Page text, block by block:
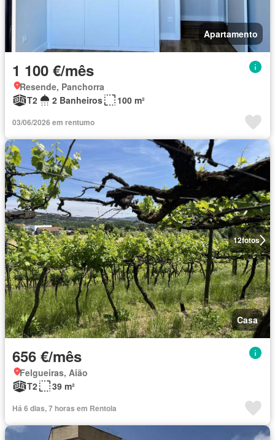
Apartamento
1 100 €/mês
Resende, Panchorra
T2
2 Banheiros 100 m²
03/06/2026 em rentumo
12fotos
Casa
656 €/mês
Felgueiras, Aião
T2
39 m²
Há 6 dias, 7 horas em Rentola